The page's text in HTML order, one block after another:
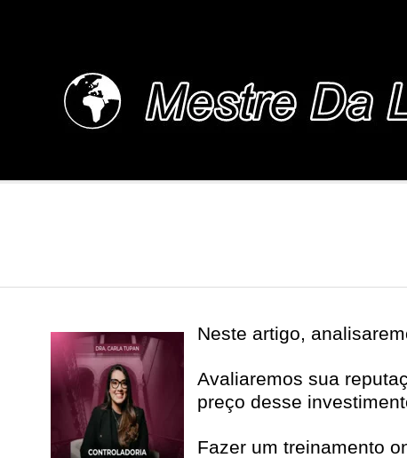
Neste artigo,
Avaliaremos sua
preço desse
Fazer um treinamento